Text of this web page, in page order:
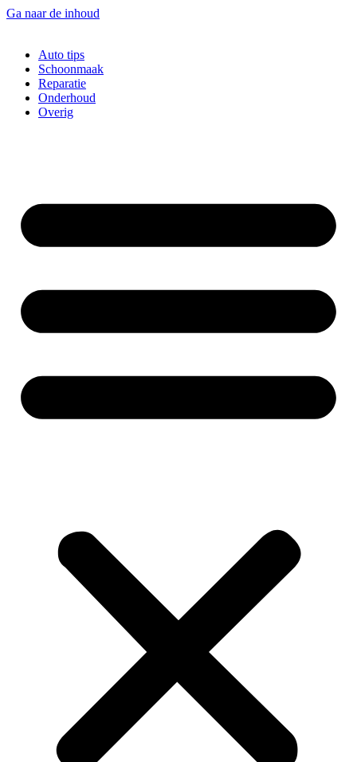
Ga naar de inhoud
Auto tips
Schoonmaak
Reparatie
Onderhoud
Overig